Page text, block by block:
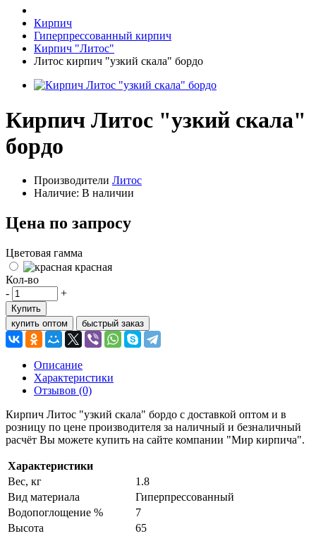
Кирпич
Гиперпрессованный кирпич
Кирпич "Литос"
Литос кирпич "узкий скала" бордо
Кирпич Литос "узкий скала"
бордо
Производители Литос
Наличие: В наличии
Цена по запросу
Цветовая гамма
красная
Кол-во
-
+
Купить
купить оптом
быстрый заказ
Описание
Характеристики
Отзывов (0)
Кирпич Литос "узкий скала" бордо с доставкой оптом и в
розницу по цене производителя за наличный и безналичный
расчёт Вы можете купить на сайте компании "Мир кирпича".
Характеристики
Вес, кг
1.8
Вид материала
Гиперпрессованный
Водопоглощение %
7
Высота
65